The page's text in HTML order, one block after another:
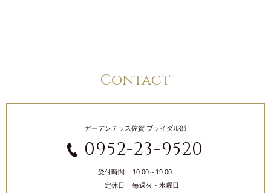
Contact
ガーデンテラス佐賀 ブライダル部
0952-23-9520
受付時間
10:00～19:00
定休日
毎週火・水曜日